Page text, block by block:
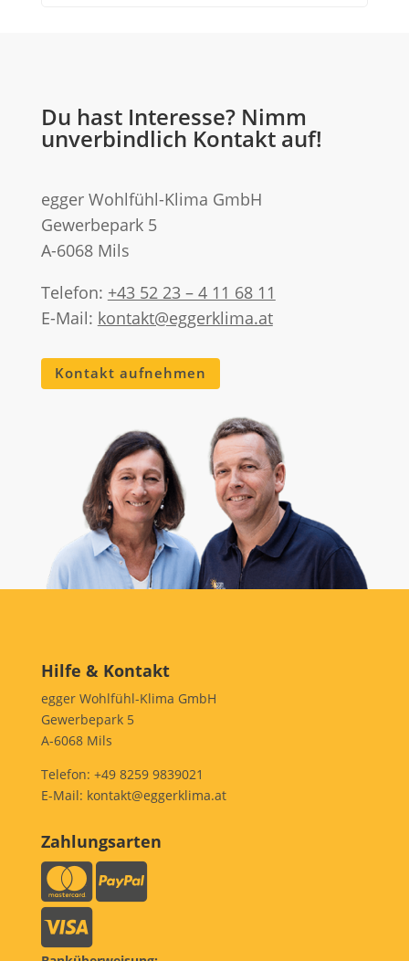
Du hast Interesse? Nimm
unverbindlich Kontakt auf!
egger Wohlfühl-Klima GmbH
Gewerbepark 5
A-6068 Mils
Telefon: +43 52 23 – 4 11 68 11
E-Mail: kontakt@eggerklima.at
Kontakt aufnehmen
Hilfe & Kontakt
egger Wohlfühl-Klima GmbH
Gewerbepark 5
A-6068 Mils
Telefon: +49 8259 9839021
E-Mail: kontakt@eggerklima.at
Zahlungsarten